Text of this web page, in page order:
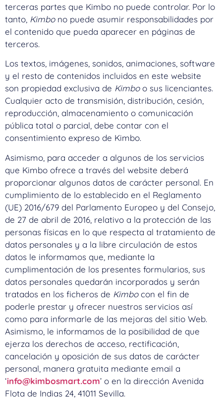
terceras partes que Kimbo no puede controlar. Por lo
tanto, Kimbono puede asumir responsabilidades por
el contenido que pueda aparecer en páginas de
terceros.
Los textos, imágenes, sonidos, animaciones, software
y el resto de contenidos incluidos en este website
son propiedad exclusiva de Kimboo sus licenciantes.
Cualquier acto de transmisión, distribución, cesión,
reproducción, almacenamiento o comunicación
pública total o parcial, debe contar con el
consentimiento expreso de Kimbo.
Asimismo, para acceder a algunos de los servicios
que Kimbo ofrece a través del website deberá
proporcionar algunos datos de carácter personal. En
cumplimiento de lo establecido en el Reglamento
(UE) 2016/679 del Parlamento Europeo y del Consejo,
de 27 de abril de 2016, relativo a la protección de las
personas físicas en lo que respecta al tratamiento de
datos personales y a la libre circulación de estos
datos le informamos que, mediante la
cumplimentación de los presentes formularios, sus
datos personales quedarán incorporados y serán
tratados en los ficheros de Kimbocon el fin de
poderle prestar y ofrecer nuestros servicios así
como para informarle de las mejoras del sitio Web.
Asimismo, le informamos de la posibilidad de que
ejerza los derechos de acceso, rectificación,
cancelación y oposición de sus datos de carácter
personal, manera gratuita mediante email a
‘info@kimbosmart.com’ o en la dirección Avenida
Flota de Indias 24, 41011 Sevilla.